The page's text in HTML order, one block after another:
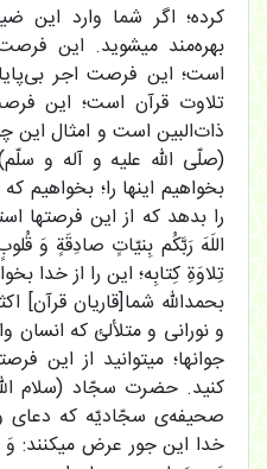
کرده؛ اگر شما وارد این
بهره‌مند میشوید. این
است؛ این فرصت اجر
تلاوت قرآن است؛ این
ذات‌البین است و امثال این
(صلّی الله علیه و آله و
بخواهیم اینها را؛ بخواهیم
را بدهد که از این فرصتها
اللَهَ رَبَّکُم بِنیّاتٍ صادِقَةٍ وَ
تِلاوَةِ کِتابِه؛ این را از خدا
بحمدالله شما[قاریان قرآن]
و نورانی و متلألئ که انسان
جوانها؛ میتوانید از این
کنید. حضرت سجّاد (سلام
صحیفه‌ی سجّادیّه که دعای
خدا این جور عرض میکنند: وَ